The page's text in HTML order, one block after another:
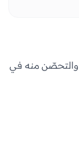
والتحصّن منه في